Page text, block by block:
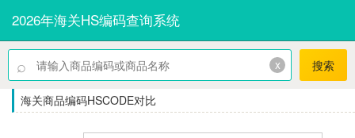
2026年海关HS编码查询系统
⌕ x 搜索
海关商品编码HSCODE对比